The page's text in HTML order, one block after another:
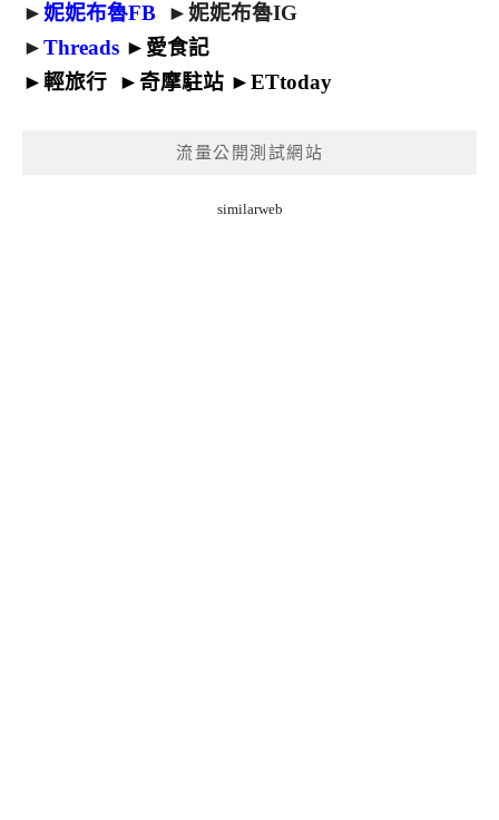
►妮妮布魯FB ►妮妮布魯IG
►Threads ► 愛食記
►輕旅行 ► 奇摩駐站 ►ETtoday
流量公開測試網站
similarweb